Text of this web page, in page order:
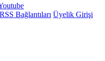
RSS Bağlantıları Üyelik Girişi